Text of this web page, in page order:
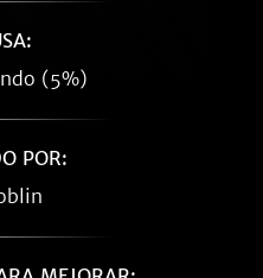
(5%)
POR: